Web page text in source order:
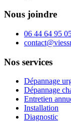
Nous joindre
06 44 64 95
Nos services
Dépannage
Dépannage
Entretien
Installation
Diagnostic